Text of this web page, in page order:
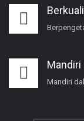
Mandiri
Mandiri